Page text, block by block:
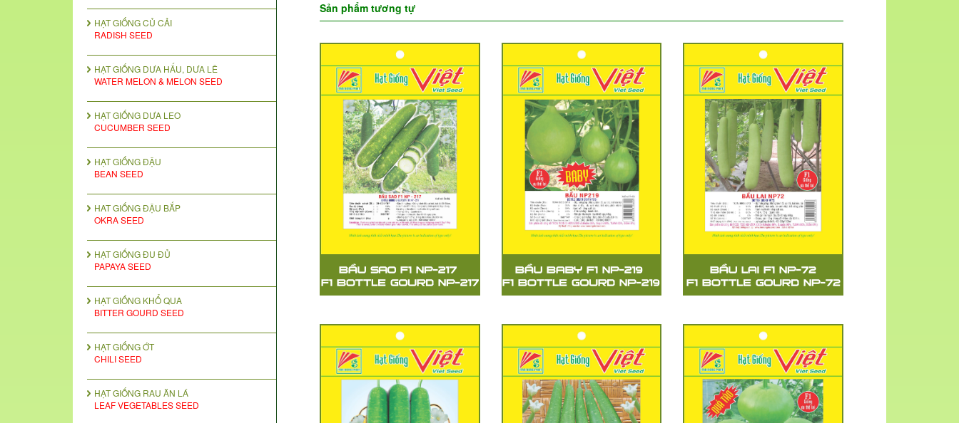
HẠT GIỐNG CỦ CẢI
RADISH SEED
HẠT GIỐNG DƯA HẤU, DƯA LÊ
WATER MELON & MELON SEED
HẠT GIỐNG DƯA LEO
CUCUMBER SEED
HẠT GIỐNG ĐẬU
BEAN SEED
HAT GIỐNG ĐẬU BẮP
OKRA SEED
HẠT GIỐNG ĐU ĐỦ
PAPAYA SEED
HẠT GIỐNG KHỔ QUA
BITTER GOURD SEED
HẠT GIỐNG ỚT
CHILI SEED
HẠT GIỐNG RAU ĂN LÁ
LEAF VEGETABLES SEED
Sản phẩm tương tự